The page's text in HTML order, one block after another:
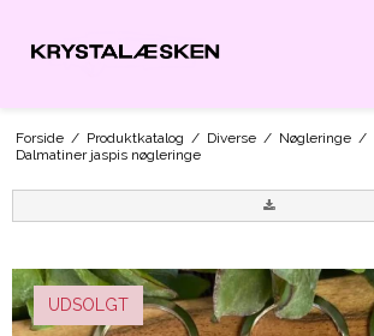
Forside / Produktkatalog / Diverse / Nøgleringe /
Dalmatiner jaspis nøgleringe
UDSOLGT